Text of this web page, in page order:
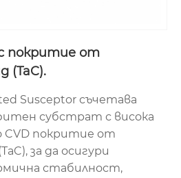
покритие от
(TaC).
Susceptor съчетава
субстрат с висока
покритие от
за да осигури
стабилност,